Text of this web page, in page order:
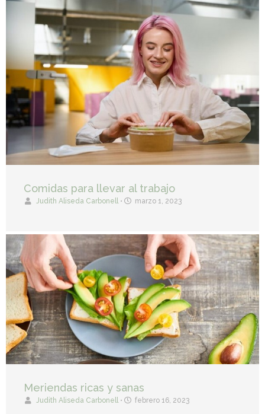
Comidas para llevar al trabajo
Judith Aliseda Carbonell • marzo 1, 2023
Meriendas ricas y sanas
Judith Aliseda Carbonell • febrero 16, 2023